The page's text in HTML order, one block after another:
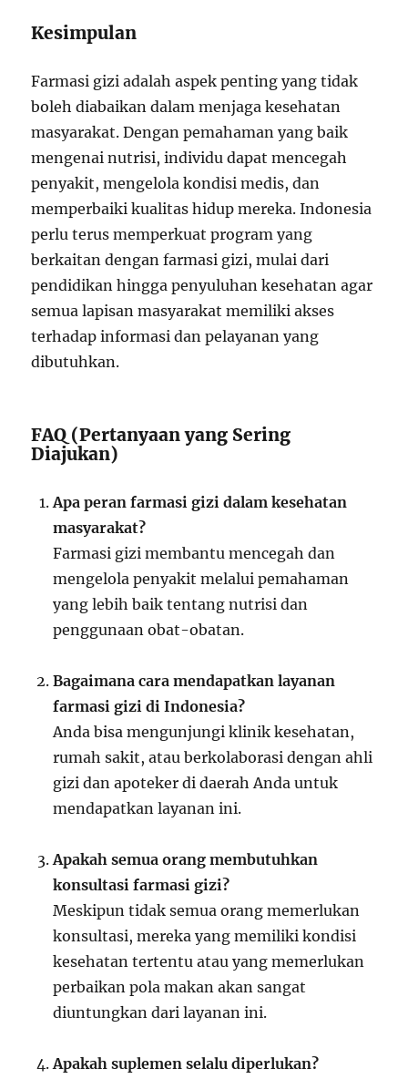
Kesimpulan
Farmasi gizi adalah aspek penting yang tidak
boleh diabaikan dalam menjaga kesehatan
masyarakat. Dengan pemahaman yang baik
mengenai nutrisi, individu dapat mencegah
penyakit, mengelola kondisi medis, dan
memperbaiki kualitas hidup mereka. Indonesia
perlu terus memperkuat program yang
berkaitan dengan farmasi gizi, mulai dari
pendidikan hingga penyuluhan kesehatan agar
semua lapisan masyarakat memiliki akses
terhadap informasi dan pelayanan yang
dibutuhkan.
FAQ (Pertanyaan yang Sering
Diajukan)
Apa peran farmasi gizi dalam kesehatan
masyarakat?
Farmasi gizi membantu mencegah dan
mengelola penyakit melalui pemahaman
yang lebih baik tentang nutrisi dan
penggunaan obat-obatan.
Bagaimana cara mendapatkan layanan
farmasi gizi di Indonesia?
Anda bisa mengunjungi klinik kesehatan,
rumah sakit, atau berkolaborasi dengan ahli
gizi dan apoteker di daerah Anda untuk
mendapatkan layanan ini.
Apakah semua orang membutuhkan
konsultasi farmasi gizi?
Meskipun tidak semua orang memerlukan
konsultasi, mereka yang memiliki kondisi
kesehatan tertentu atau yang memerlukan
perbaikan pola makan akan sangat
diuntungkan dari layanan ini.
Apakah suplemen selalu diperlukan?